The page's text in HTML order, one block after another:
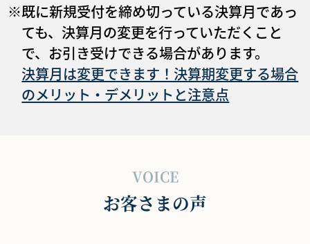
※既に新規受付を締め切っている決算月であっ
ても、決算月の変更を行っていただくこと
で、お引き受けできる場合があります。
決算月は変更できます！決算期変更する場合
のメリット・デメリットと注意点
VOICE
お客さまの声